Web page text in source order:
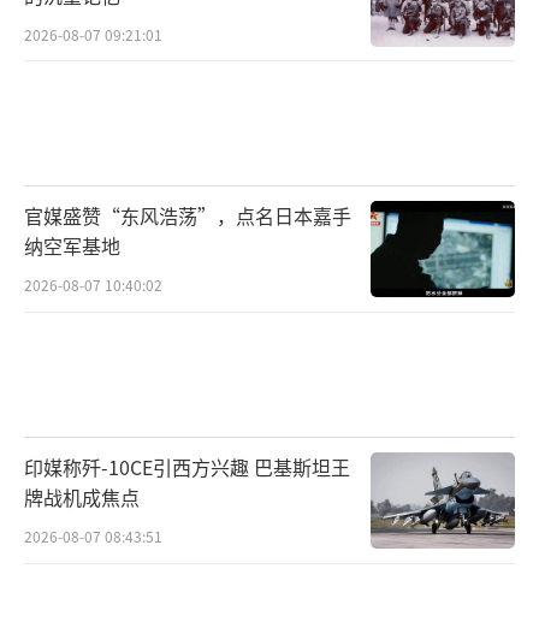
2026-08-07 09:21:01
官媒盛赞“东风浩荡”，点名日本嘉手
纳空军基地
2026-08-07 10:40:02
印媒称歼-10CE引西方兴趣 巴基斯坦王
牌战机成焦点
2026-08-07 08:43:51